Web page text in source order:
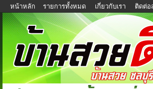
หน้าหลัก รายการทั้งหมด เกี่ยวกับเรา ติดต่อ